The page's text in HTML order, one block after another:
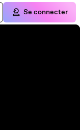
Se connecter